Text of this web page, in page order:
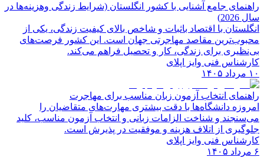
راهنمای جامع آشنایی با کشور انگلستان (شرایط زندگی وهزینه‌ها در
سال 2026)
انگلستان با اقتصاد باثبات و شاخص‌ بالای کیفیت زندگی، یکی از
محبوب‌ترین مقاصد مهاجرتی جهان است. این کشور فرصت‌های
بی‌نظیری برای زندگی، کار و تحصیل فراهم می‌کند.
کارشناس فنی وایز اپلای
۱۰ مرداد ۱۴۰۵
راهنمای انتخاب آزمون زبان مناسب برای مهاجرت
امروزه دانشگاه‌ها با دقت بیشتری مهارت‌های متقاضیان را
می‌سنجند و شناخت الزامات زبانی و انتخاب آزمون مناسب، کلید
جلوگیری از اتلاف هزینه و موفقیت در پذیرش است.
کارشناس فنی وایز اپلای
۶ مرداد ۱۴۰۵